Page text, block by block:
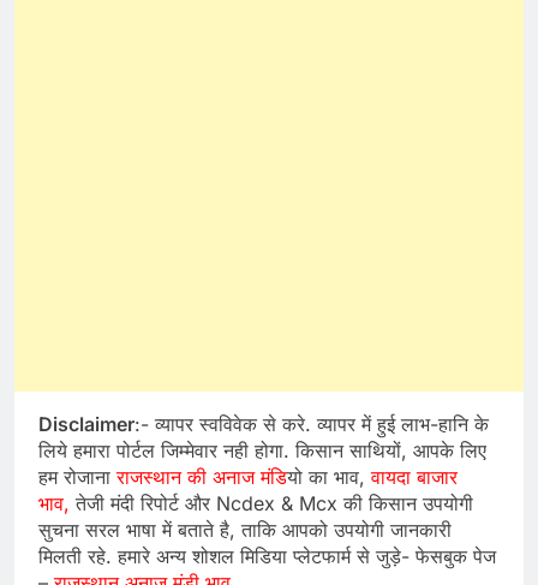
Disclaimer:- व्यापर स्वविवेक से करे. व्यापर में हुई लाभ-हानि के
लिये हमारा पोर्टल जिम्मेवार नही होगा. किसान साथियों, आपके लिए
हम रोजानाराजस्थान की अनाज मंडियो का भाव, वायदा बाजार
भाव, तेजी मंदी रिपोर्ट और Ncdex & Mcx की किसान उपयोगी
सुचना सरल भाषा में बताते है, ताकि आपको उपयोगी जानकारी
मिलती रहे. हमारे अन्य शोशल मिडिया प्लेटफार्म से जुड़े- फेसबुक पेज